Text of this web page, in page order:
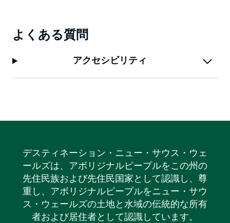
よくある質問
アクセシビリティ
デスティネーション・ニュー・サウス・ウェ
ールズは、アボリジナルピープルをこの州の
先住民族および先住民国家として認識し、尊
重し、アボリジナルピープルをニュー・サウ
ス・ウェールズの土地と水域の伝統的な所有
者および居住者として認識しています。